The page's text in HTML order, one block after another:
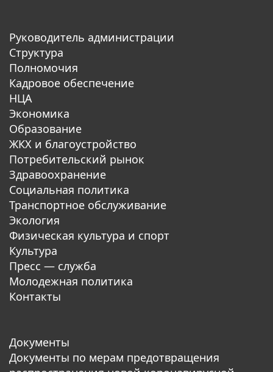
Руководитель администрации
Структура
Полномочия
Кадровое обеспечение
НЦА
Экономика
Образование
ЖКХ и благоустройство
Потребительский рынок
Здравоохранение
Социальная политика
Транспортное обслуживание
Экология
Физическая культура и спорт
Культура
Пресс — служба
Молодежная политика
Контакты
Документы
Документы по мерам предотвращения